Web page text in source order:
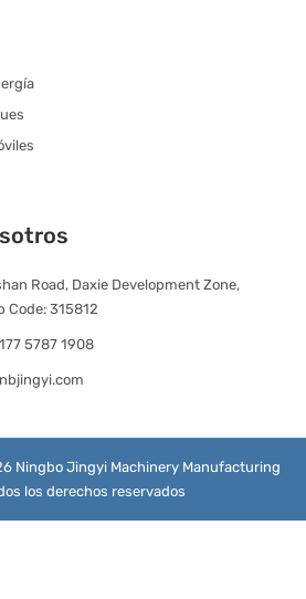
Road, Daxie Development Zone,
Code: 315812
5787 1908
Ningbo Jingyi Machinery Manufacturing
los derechos reservados